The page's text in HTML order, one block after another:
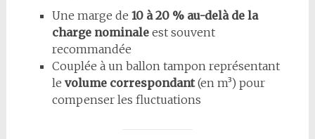
Une marge de 10 à 20 % au-delà de la
charge nominaleest souvent
recommandée
Couplée à un ballon tampon représentant
le volume correspondant(en m³) pour
compenser les fluctuations